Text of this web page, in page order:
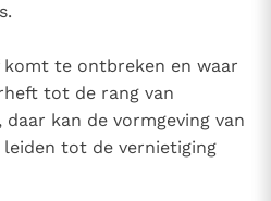
komt te ontbreken en waar
tot de rang van
daar kan de vormgeving van
tot de vernietiging